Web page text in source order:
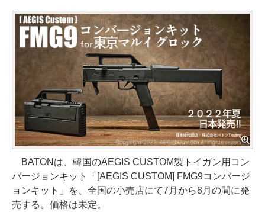
BATONは、韓国のAEGIS CUSTOM製トイガン用コン
バージョンキット「[AEGIS CUSTOM] FMG9コンバージ
ョンキット」を、全国の小売店にて7月から8月の間に発
売する。価格は未定。